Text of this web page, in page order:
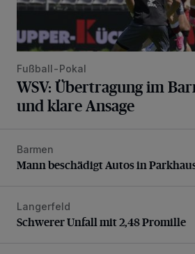
Fußball-Pokal
WSV: Übertragung im
und klare Ansage
Mann beschädigt Autos in Parkhaus
Barmen
Mann beschädigt Autos in
Schwerer Unfall mit 2,48 Promille
Langerfeld
Schwerer Unfall mit 2,48 Promille